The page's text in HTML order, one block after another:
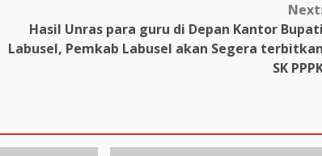
Hasil Unras para guru di Depan Kantor
Labusel, Pemkab Labusel akan Segera
SK